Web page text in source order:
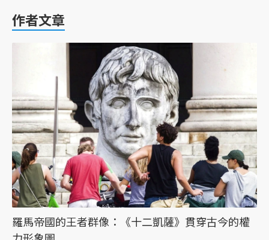
作者文章
羅馬帝國的王者群像：《十二凱薩》貫穿古今的權